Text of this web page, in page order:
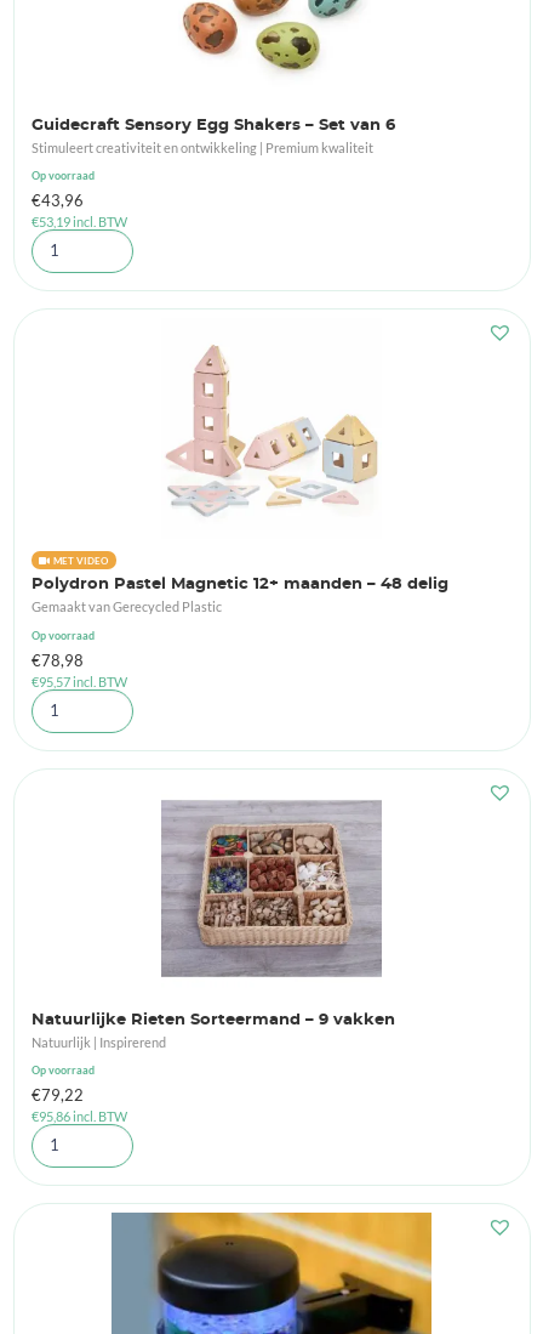
Guidecraft Sensory Egg Shakers – Set van 6
Stimuleert creativiteit en ontwikkeling | Premium kwaliteit
Op voorraad
€43,96
€53,19incl. BTW
MET VIDEO
Polydron Pastel Magnetic 12+ maanden – 48 delig
Gemaakt van Gerecycled Plastic
Op voorraad
€78,98
€95,57incl. BTW
Natuurlijke Rieten Sorteermand – 9 vakken
Natuurlijk | Inspirerend
Op voorraad
€79,22
€95,86incl. BTW